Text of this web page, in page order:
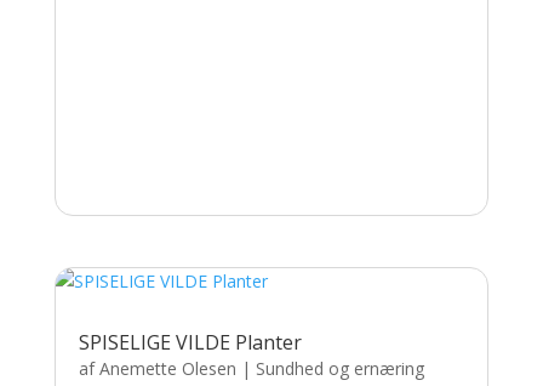
SPISELIGE VILDE Planter
afAnemette Olesen | Sundhed og ernæring